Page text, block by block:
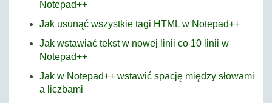
Notepad++
Jak usunąć wszystkie tagi HTML w Notepad++
Jak wstawiać tekst w nowej linii co 10 linii w
Notepad++
Jak w Notepad++ wstawić spację między słowami
a liczbami